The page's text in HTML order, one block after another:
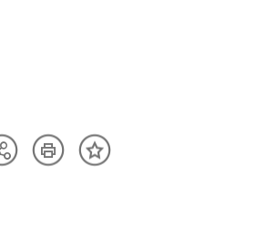
TeilenArtikelInhalt